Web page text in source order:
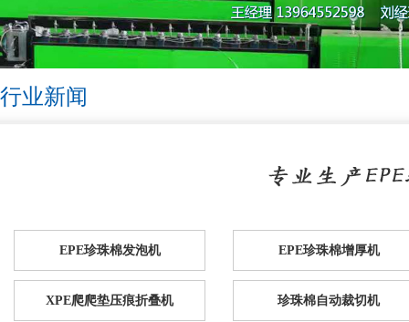
行业新闻
EPE珍珠棉发泡机 EPE珍珠棉增厚机
XPE爬爬垫压痕折叠机 珍珠棉自动裁切机